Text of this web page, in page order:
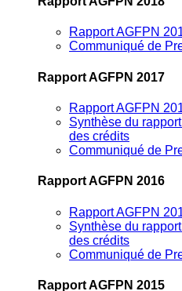
Rapport AGFPN
Communiqué de
Rapport AGFPN 2017
Rapport AGFPN
Synthèse du
des crédits
Communiqué de
Rapport AGFPN 2016
Rapport AGFPN
Synthèse du
des crédits
Communiqué de
Rapport AGFPN 2015